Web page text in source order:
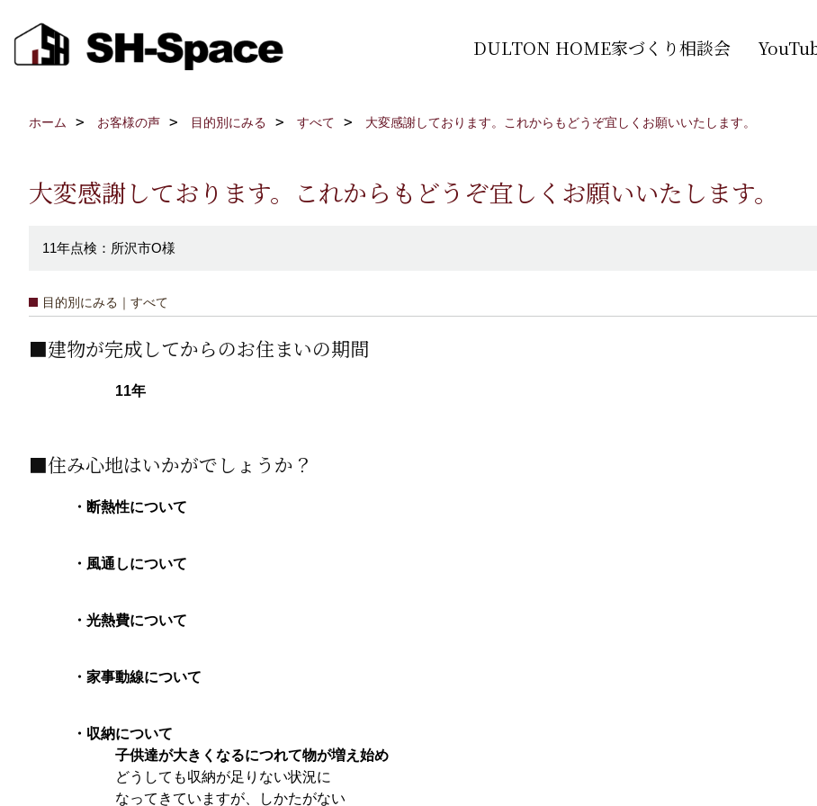
DULTON HOME家づくり相談会
ホーム お客様の声 目的別にみる すべて 大変感謝しております。これからもどうぞ宜しくお願いいたします。
大変感謝しております。これからもどうぞ宜しくお願いいたします。
11年点検：所沢市O様
目的別にみる｜すべて
■建物が完成してからのお住まいの期間
11年
■住み心地はいかがでしょうか？
・断熱性について
・風通しについて
・光熱費について
・家事動線について
・収納について
子供達が大きくなるにつれて物が増え始め
どうしても収納が足りない状況に
なってきていますが、しかたがない